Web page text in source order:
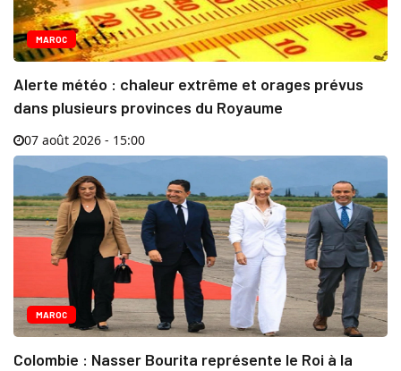
MAROC
Alerte météo : chaleur extrême et orages prévus
dans plusieurs provinces du Royaume
07 août 2026 - 15:00
MAROC
Colombie : Nasser Bourita représente le Roi à la